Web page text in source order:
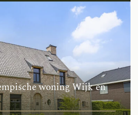
woning Wijk en